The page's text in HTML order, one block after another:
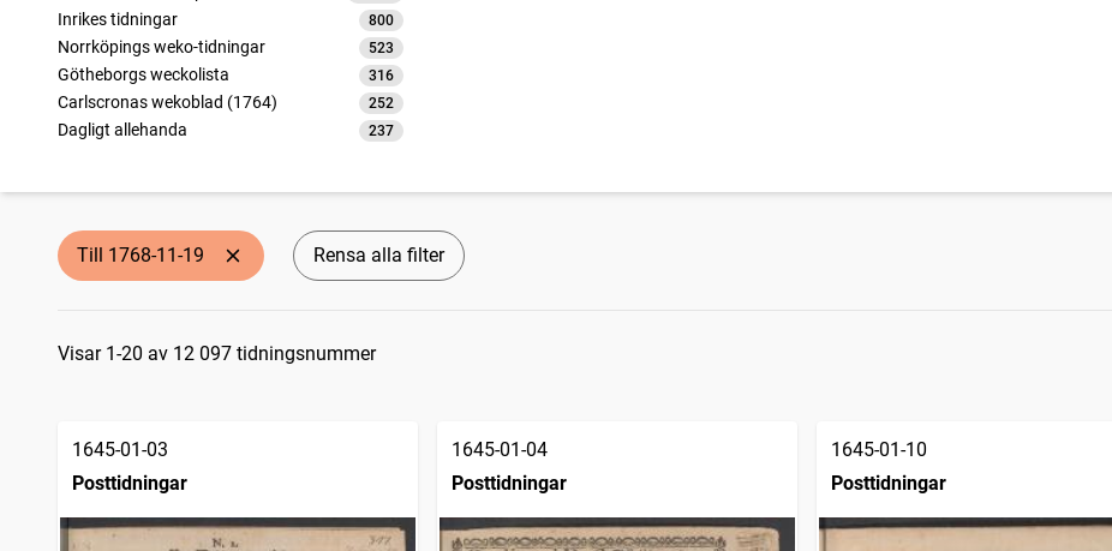
Inrikes tidningar
800
träffar
Norrköpings weko-tidningar
523
träffar
Götheborgs weckolista
316
träffar
Carlscronas wekoblad (1764)
252
träffar
Dagligt allehanda
237
träffar
träffar
Oeconomiska tidningar
träffar
Handels tidning från Gefle
träffar
Till 1768-11-19 Rensa alla filter
Sökresultat
Visar 1-20 av 12 097 tidningsnummer
1645-01-03
Posttidningar
1645-01-04
Posttidningar
1645-01-10
Posttidningar